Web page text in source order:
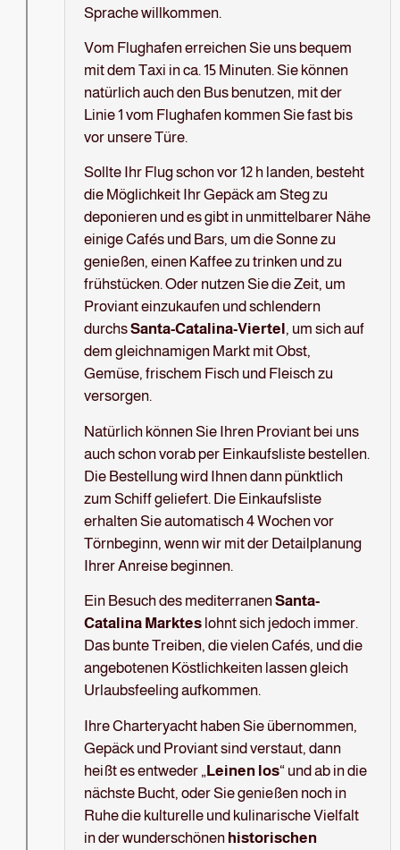
Sprache willkommen.
Vom Flughafen erreichen Sie uns bequem
mit dem Taxi in ca. 15 Minuten. Sie können
natürlich auch den Bus benutzen, mit der
Linie 1 vom Flughafen kommen Sie fast bis
vor unsere Türe.
Sollte Ihr Flug schon vor 12 h landen, besteht
die Möglichkeit Ihr Gepäck am Steg zu
deponieren und es gibt in unmittelbarer Nähe
einige Cafés und Bars, um die Sonne zu
genießen, einen Kaffee zu trinken und zu
frühstücken. Oder nutzen Sie die Zeit, um
Proviant einzukaufen und schlendern
durchsSanta-Catalina-Viertel , um sich auf
dem gleichnamigen Markt mit Obst,
Gemüse, frischem Fisch und Fleisch zu
versorgen.
Natürlich können Sie Ihren Proviant bei uns
auch schon vorab per Einkaufsliste bestellen.
Die Bestellung wird Ihnen dann pünktlich
zum Schiff geliefert. Die Einkaufsliste
erhalten Sie automatisch 4 Wochen vor
Törnbeginn, wenn wir mit der Detailplanung
Ihrer Anreise beginnen.
Ein Besuch des mediterranenSanta-
Catalina Marktes lohnt sich jedoch immer.
Das bunte Treiben, die vielen Cafés, und die
angebotenen Köstlichkeiten lassen gleich
Urlaubsfeeling aufkommen.
Ihre Charteryacht haben Sie übernommen,
Gepäck und Proviant sind verstaut, dann
heißt es entweder „Leinen los“ und ab in die
nächste Bucht, oder Sie genießen noch in
Ruhe die kulturelle und kulinarische Vielfalt
in der wunderschönen historischen